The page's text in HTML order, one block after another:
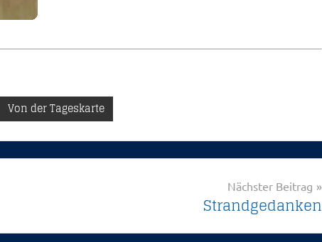
Von der Tageskarte
Nächster Beitrag
Strandgedanken